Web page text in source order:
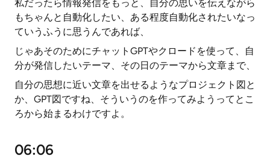
私だったら情報発信をもっと、自分の思いを伝えながら
もちゃんと自動化したい、ある程度自動化されたいなっ
ていうふうに思うんであれば、
じゃあそのためにチャットGPTやクロードを使って、自
分が発信したいテーマ、その日のテーマから文章まで、
自分の思想に近い文章を出せるようなプロジェクト図と
か、GPT図ですね、そういうのを作ってみようってとこ
ろから始まるわけですよ。
06:06